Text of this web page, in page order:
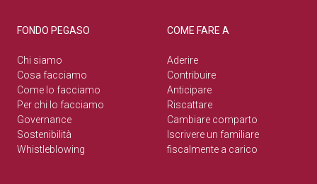
FONDO PEGASO
Chi siamo
Cosa facciamo
Come lo facciamo
Per chi lo facciamo
Governance
Sostenibilità
Whistleblowing
COME FARE A
Aderire
Contribuire
Anticipare
Riscattare
Cambiare comparto
Iscrivere un familiare
fiscalmente a carico